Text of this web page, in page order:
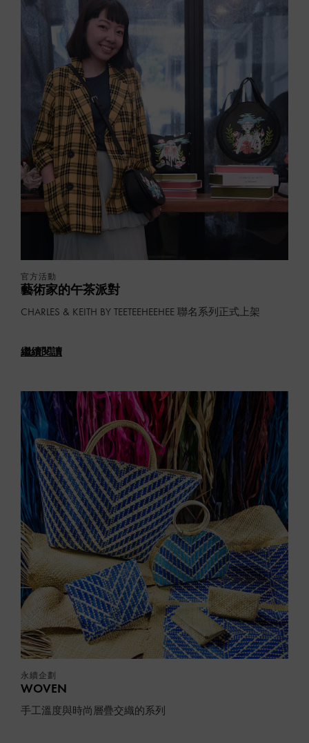
官方活動
藝術家的午茶派對
CHARLES & KEITH BY TEETEEHEEHEE 聯名系列正式上架
繼續閱讀
永續企劃
WOVEN
手工溫度與時尚層疊交織的系列